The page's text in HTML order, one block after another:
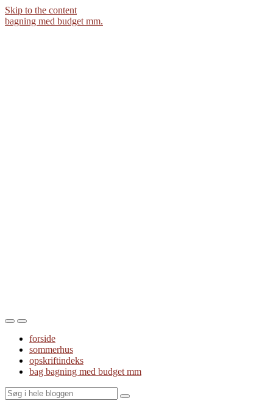
Skip to the content
bagning med budget mm.
Toggle
mobile
menu
Toggle
the
search
field
forside
sommerhus
opskriftindeks
bag bagning med budget mm
Search